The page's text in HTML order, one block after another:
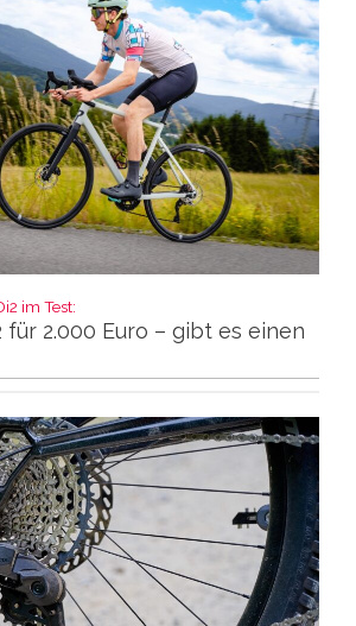
im Test:
für 2.000 Euro – gibt es einen